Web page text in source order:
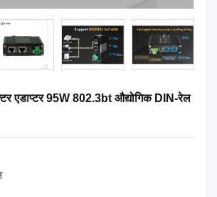
एडाप्टर 95W 802.3bt औद्योगिक DIN-रेल